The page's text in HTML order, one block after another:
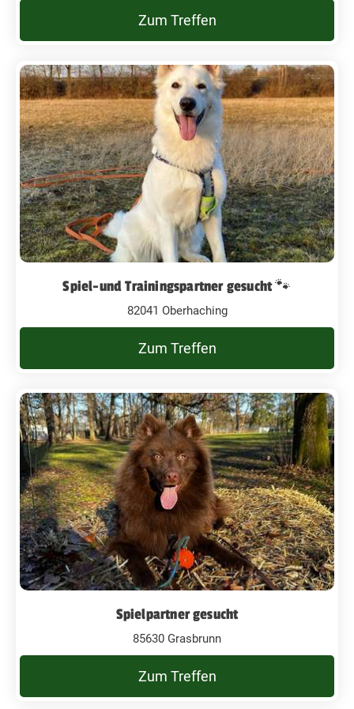
Zum Treffen
Spiel-und Trainingspartner gesucht 🐾
82041 Oberhaching
Zum Treffen
Spielpartner gesucht
85630 Grasbrunn
Zum Treffen